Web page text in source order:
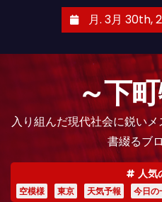
月. 3月 30th,
～下
入り組んだ現代社会に鋭い
書綴るブ
人気
空模様 東京 天気予報 今日の